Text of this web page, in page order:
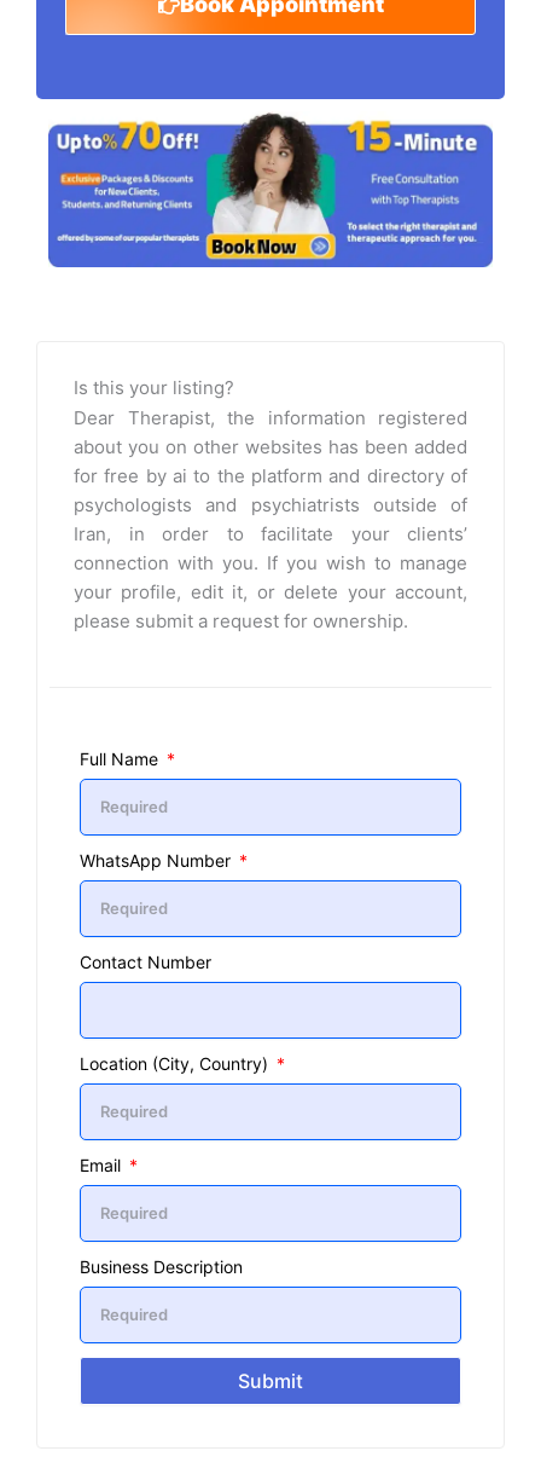
Is this your listing?
Dear Therapist, the information registered
about you on other websites has been added
for free by ai to the platform and directory of
psychologists and psychiatrists outside of
Iran, in order to facilitate your clients’
connection with you. If you wish to manage
your profile, edit it, or delete your account,
please submit a request for ownership.
Full Name
WhatsApp Number
Contact Number
Location (City, Country)
Email
Business Description
Submit